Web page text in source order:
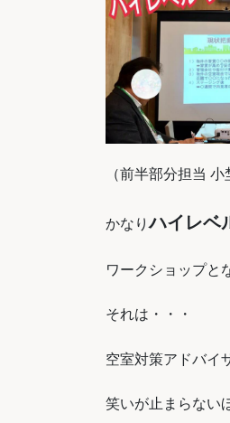
（前半部分担当 小
かなりハイレベ
ワークショップと
それは・・・
空室対策アドバイ
笑いが止まらない